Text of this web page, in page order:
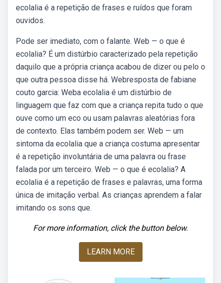
ecolalia é a repetição de frases e ruídos que foram
ouvidos.
Pode ser imediato, com o falante. Web — o que é
ecolalia? É um distúrbio caracterizado pela repetição
daquilo que a própria criança acabou de dizer ou pelo o
que outra pessoa disse há. Webresposta de fabiane
couto garcia: Weba ecolalia é um distúrbio de
linguagem que faz com que a criança repita tudo o que
ouve como um eco ou usam palavras aleatórias fora
de contexto. Elas também podem ser. Web — um
sintoma da ecolalia que a criança costuma apresentar
é a repetição involuntária de uma palavra ou frase
falada por um terceiro. Web — o que é ecolalia? A
ecolalia é a repetição de frases e palavras, uma forma
única de imitação verbal. As crianças aprendem a falar
imitando os sons que.
For more information, click the button below.
LEARN MORE